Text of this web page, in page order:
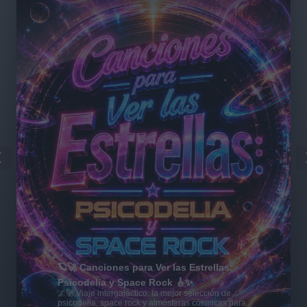
🪐🚀 Canciones para Ver las Estrellas:
Psicodelia y Space Rock 🎸✨
🌌🚀 Viaje intergaláctico: la mejor selección de
psicodelia, space rock y atmósferas cósmicas para